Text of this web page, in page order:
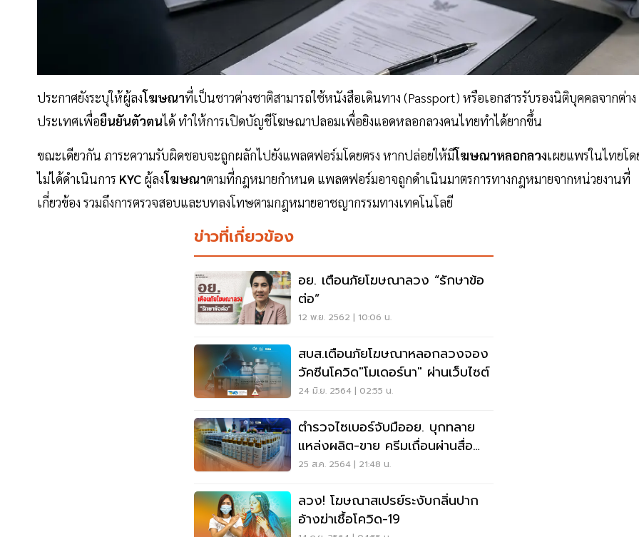
ประกาศยังระบุให้ผู้ลงโฆษณาที่เป็นชาวต่างชาติสามารถใช้หนังสือเดินทาง (Passport) หรือเอกสารรับรองนิติบุคคลจากต่าง
ประเทศเพื่อยืนยันตัวตนได้ ทำให้การเปิดบัญชีโฆษณาปลอมเพื่อยิงแอดหลอกลวงคนไทยทำได้ยากขึ้น
ขณะเดียวกัน ภาระความรับผิดชอบจะถูกผลักไปยังแพลตฟอร์มโดยตรง หากปล่อยให้มีโฆษณาหลอกลวงเผยแพร่ในไทยโด
ไม่ได้ดำเนินการ KYC ผู้ลงโฆษณาตามที่กฎหมายกำหนด แพลตฟอร์มอาจถูกดำเนินมาตรการทางกฎหมายจากหน่วยงานที่
เกี่ยวข้อง รวมถึงการตรวจสอบและบทลงโทษตามกฎหมายอาชญากรรมทางเทคโนโลยี
ข่าวที่เกี่ยวข้อง
อย. เตือนภัยโฆษณาลวง “รักษาข้อ
ต่อ”
12 พ.ย. 2562 | 10:06 น.
สบส.เตือนภัยโฆษณาหลอกลวงจอง
วัคซีนโควิด"โมเดอร์นา" ผ่านเว็บไซต์
24 มิ.ย. 2564 | 02:55 น.
ตำรวจไซเบอร์จับมืออย. บุกทลาย
แหล่งผลิต-ขาย ครีมเถื่อนผ่านสื่อ
ออนไลน์
25 ส.ค. 2564 | 21:48 น.
ลวง! โฆษณาสเปรย์ระงับกลิ่นปาก
อ้างฆ่าเชื้อโควิด-19